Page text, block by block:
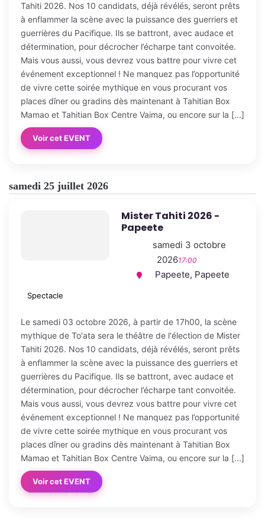
Tahiti 2026. Nos 10 candidats, déjà révélés, seront prêts
à enflammer la scène avec la puissance des guerriers et
guerrières du Pacifique. Ils se battront, avec audace et
détermination, pour décrocher l’écharpe tant convoitée.
Mais vous aussi, vous devrez vous battre pour vivre cet
événement exceptionnel ! Ne manquez pas l’opportunité
de vivre cette soirée mythique en vous procurant vos
places dîner ou gradins dès maintenant à Tahitian Box
Mamao et Tahitian Box Centre Vaima, ou encore sur la [...]
Voir cet EVENT
samedi 25 juillet 2026
Mister Tahiti 2026 -
Papeete
samedi 3 octobre
202617:00
Papeete, Papeete
Spectacle
Le samedi 03 octobre 2026, à partir de 17h00, la scène
mythique de To'ata sera le théâtre de l'élection de Mister
Tahiti 2026. Nos 10 candidats, déjà révélés, seront prêts
à enflammer la scène avec la puissance des guerriers et
guerrières du Pacifique. Ils se battront, avec audace et
détermination, pour décrocher l’écharpe tant convoitée.
Mais vous aussi, vous devrez vous battre pour vivre cet
événement exceptionnel ! Ne manquez pas l’opportunité
de vivre cette soirée mythique en vous procurant vos
places dîner ou gradins dès maintenant à Tahitian Box
Mamao et Tahitian Box Centre Vaima, ou encore sur la [...]
Voir cet EVENT